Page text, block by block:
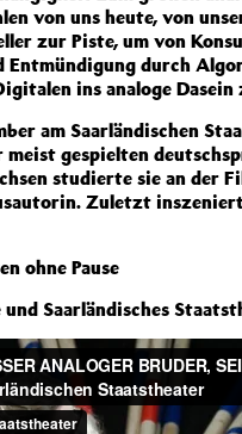
von uns heute, von
zur Piste, um von
Entmündigung durch
ins analoge Dasein
am Saarländischen
gespielten
studierte sie an der
Zuletzt
ohne Pause
Saarländisches